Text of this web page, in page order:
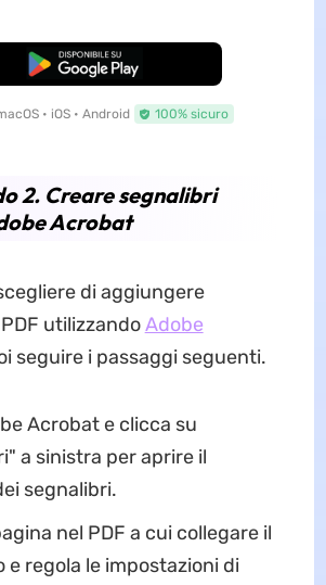
Download Gratis
• iOS • Android 100% sicuro
2. Creare segnalibri
Acrobat
di aggiungere
utilizzandoAdobe
seguire i passaggi seguenti.
Acrobat e clicca su
a sinistra per aprire il
segnalibri.
nel PDF a cui collegare il
e regola le impostazioni di